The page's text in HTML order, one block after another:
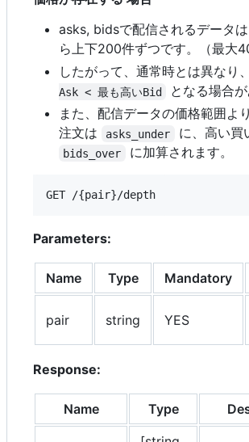
asks, bidsで配信されるデータ
ら上下200件ずつです。（最大
したがって、通常時とは異なり、
Ask < 最も高いBid
となる場合が
また、配信データの価格範囲よ
注文は
asks_under に、高い買
bids_over に加算されます。
GET /{pair}/depth
Parameters:
Name Type Mandatory
pair string YES
Response:
Name Type